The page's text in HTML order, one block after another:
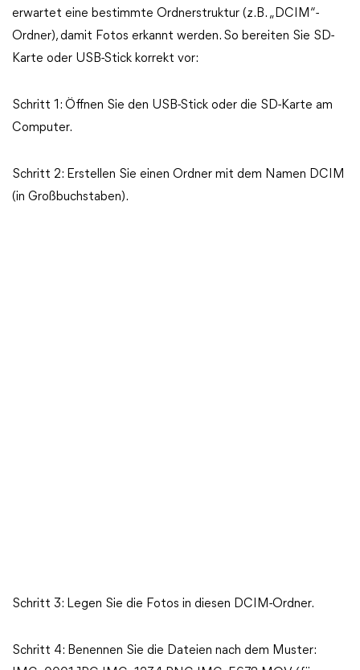
erwartet eine bestimmte Ordnerstruktur (z. B. „DCIM“-
Ordner), damit Fotos erkannt werden. So bereiten Sie SD-
Karte oder USB-Stick korrekt vor:
Schritt 1: Öffnen Sie den USB-Stick oder die SD-Karte am
Computer.
Schritt 2: Erstellen Sie einen Ordner mit dem Namen DCIM
(in Großbuchstaben).
Schritt 3: Legen Sie die Fotos in diesen DCIM-Ordner.
Schritt 4: Benennen Sie die Dateien nach dem Muster: